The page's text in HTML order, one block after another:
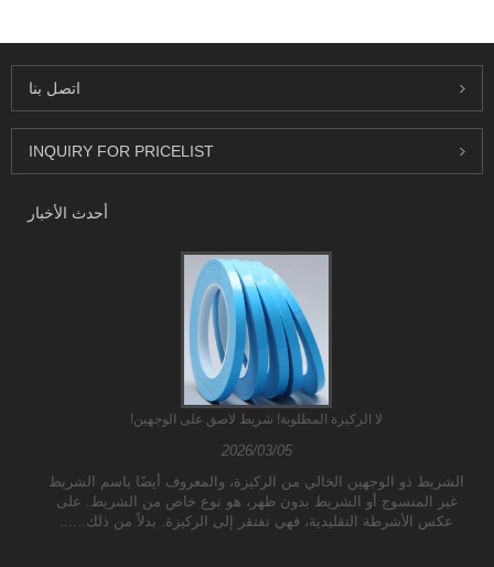
اتصل بنا
INQUIRY FOR PRICELIST
أحدث الأخبار
لا الركيزة المطلوبة! شريط لاصق على الوجهين!
2026/03/05
الشريط ذو الوجهين الخالي من الركيزة، والمعروف أيضًا باسم الشريط
غير المنسوج أو الشريط بدون ظهر، هو نوع خاص من الشريط. على
عكس الأشرطة التقليدية، فهي تفتقر إلى الركيزة. بدلاً من ذلك......